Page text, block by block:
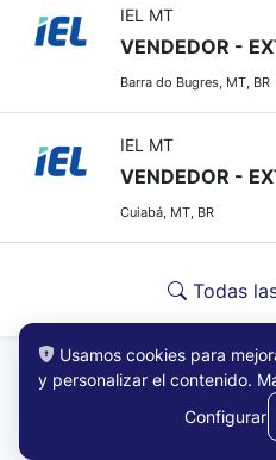
IEL MT
VENDEDOR -
Barra do Bugres, MT, BR
IEL MT
VENDEDOR -
Cuiabá, MT, BR
Todas
Usamos cookies para
y personalizar el contenido.
Configurar